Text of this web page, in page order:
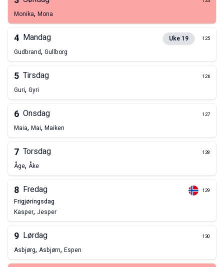
Monika, Mona
4 Mandag Uke 19 125
Gudbrand, Gullborg
5 Tirsdag 126
Guri, Gyri
6 Onsdag 127
Maia, Mai, Maiken
7 Torsdag 128
Åge, Åke
8 Fredag 129
frigjøringsdag
Kasper, Jesper
9 Lørdag 130
Asbjørg, Asbjørn, Espen